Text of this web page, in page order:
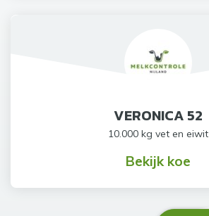
VERONICA 52
10.000 kg vet en eiwit
Bekijk koe